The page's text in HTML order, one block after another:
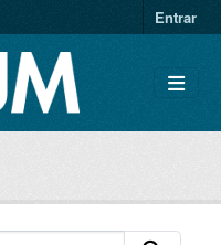
Entrar